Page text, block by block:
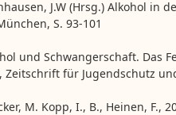
J.W (Hrsg.) Alkohol in
S. 93-101
und Schwangerschaft. Das
Zeitschrift für Jugendschutz
M. Kopp, I., B., Heinen, F.,